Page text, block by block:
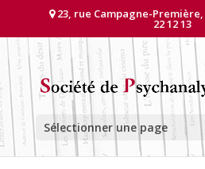
23, rue Campagne-Première,
22 12 13
Sélectionner une page